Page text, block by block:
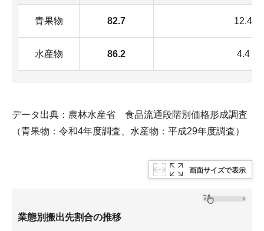
青果物 82.7 12.4
水産物 86.2 4.4
データ出典：農林水産省 食品流通段階別価格形成調査
（青果物：令和4年度調査、水産物：平成29年度調査）
画面サイズで表示
業態別搬出先割合の推移